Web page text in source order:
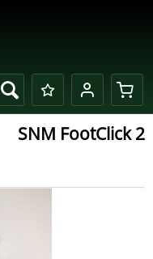
SNM FootClick 2